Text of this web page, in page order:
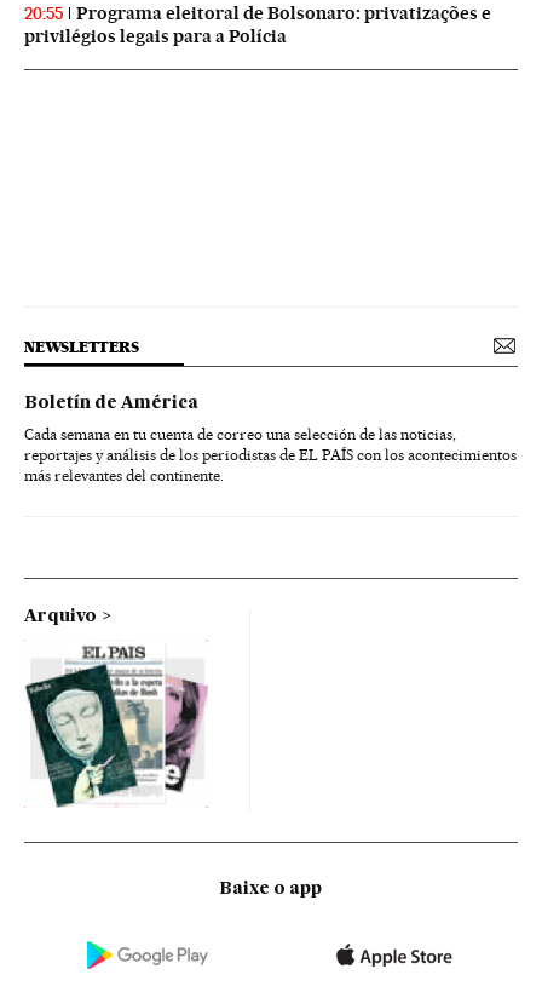
20:55
Programa eleitoral de Bolsonaro: privatizações e
privilégios legais para a Polícia
NEWSLETTERS
Boletín de América
Cada semana en tu cuenta de correo una selección de las noticias,
reportajes y análisis de los periodistas de EL PAÍS con los acontecimientos
más relevantes del continente.
Arquivo
Baixe o app